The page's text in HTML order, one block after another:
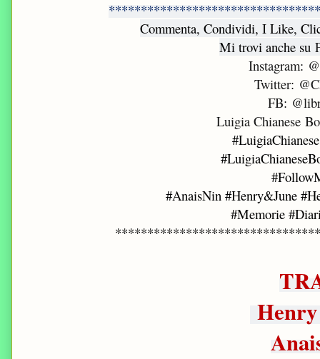
Commenta, Condividi, I Like,
Mi trovi anche su
Instagram:
Twitter:
FB:
Luigia Chianese
#AnaisNin #Henry&June
#Memorie